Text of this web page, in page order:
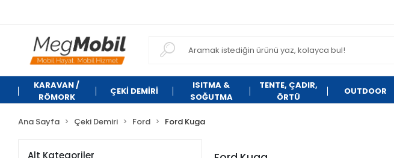
KARAVAN /
RÖMORK
ÇEKİ DEMİRİ
ISITMA &
SOĞUTMA
TENTE, ÇADIR,
ÖRTÜ
OUTDOOR
Ana Sayfa Çeki Demiri Ford Ford Kuga
Alt Kategoriler